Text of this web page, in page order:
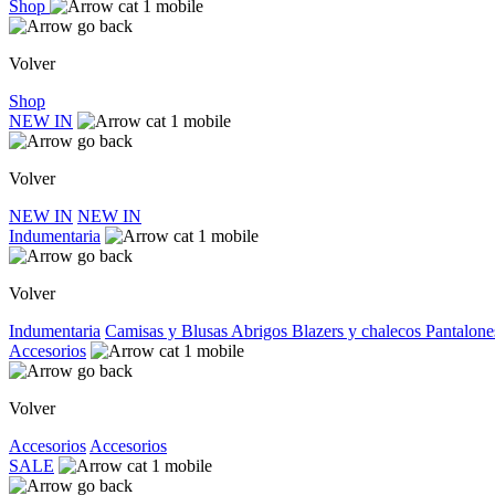
Shop
Volver
Shop
NEW IN
Volver
NEW IN NEW IN
Indumentaria
Volver
Indumentaria Camisas y Blusas Abrigos Blazers y chalecos
Accesorios
Volver
Accesorios Accesorios
SALE